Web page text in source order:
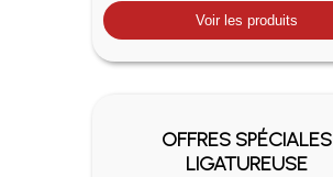
Voir les produits
OFFRES SPÉCIALES
LIGATUREUSE